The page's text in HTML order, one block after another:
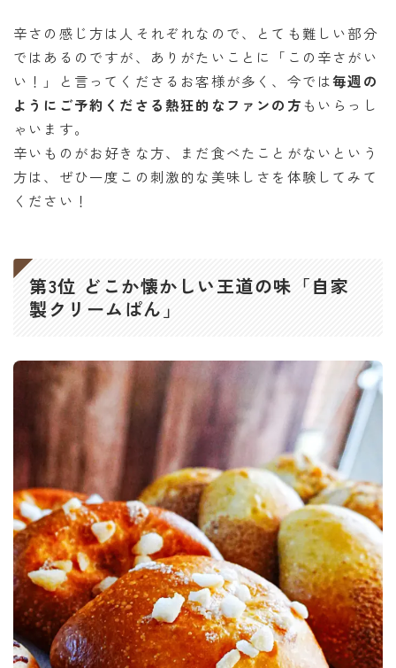
辛さの感じ方は人それぞれなので、とても難しい部分
ではあるのですが、ありがたいことに「この辛さがい
い！」と言ってくださるお客様が多く、今では毎週の
ようにご予約くださる熱狂的なファンの方もいらっし
ゃいます。
辛いものがお好きな方、まだ食べたことがないという
方は、ぜひ一度この刺激的な美味しさを体験してみて
ください！
第3位 どこか懐かしい王道の味「自家
製クリームぱん」